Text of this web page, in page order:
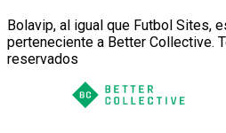
Bolavip, al igual que Futbol Sites,
perteneciente a Better Collective.
reservados